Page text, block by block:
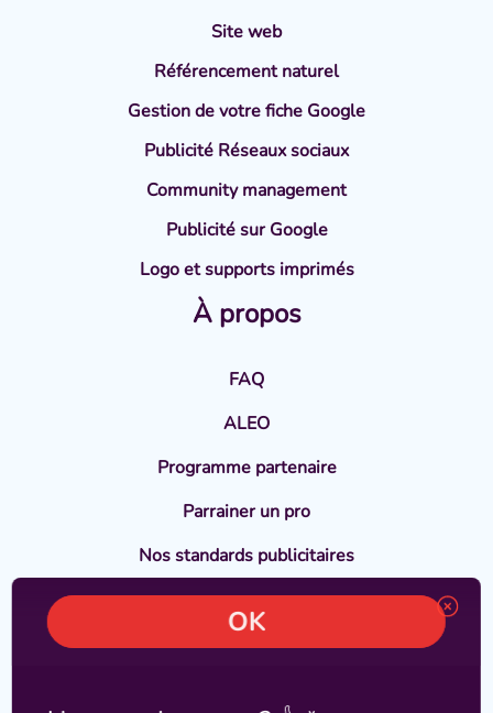
Site web
Référencement naturel
Gestion de votre fiche Google
Publicité Réseaux sociaux
Community management
Publicité sur Google
Logo et supports imprimés
À propos
FAQ
ALEO
Programme partenaire
Parrainer un pro
Nos standards publicitaires
En savoir plus